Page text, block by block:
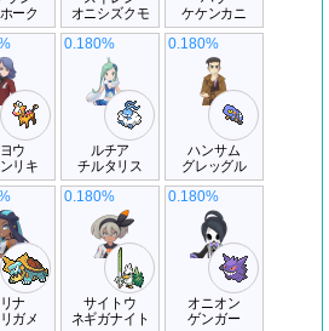
ーク
オニシズクモ
ケケンカニ
ウ
リキ
ルチア
チルタリス
0.180%
ハンサム
グレッグル
0.180%
ナ
ガメ
サイトウ
ネギガナイト
0.180%
オニオン
ゲンガー
0.180%